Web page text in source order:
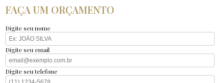
FAÇA UM ORÇAMENTO
Digite seu nome
Digite seu email
Digite seu telefone